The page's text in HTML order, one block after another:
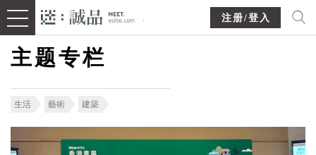
注册/登入
主题专栏
生活 藝術 建築